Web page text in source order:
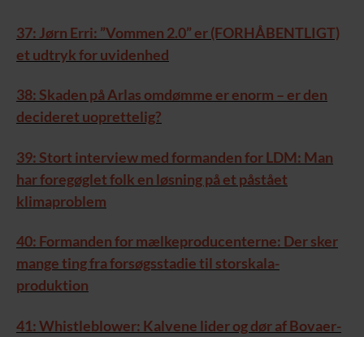
37: Jørn Erri: ”Vommen 2.0” er (FORHÅBENTLIGT)
et udtryk for uvidenhed
38: Skaden på Arlas omdømme er enorm – er den
decideret uoprettelig?
39: Stort interview med formanden for LDM: Man
har foregøglet folk en løsning på et påstået
klimaproblem
40: Formanden for mælkeproducenterne: Der sker
mange ting fra forsøgsstadie til storskala-
produktion
41: Whistleblower: Kalvene lider og dør af Bovaer-